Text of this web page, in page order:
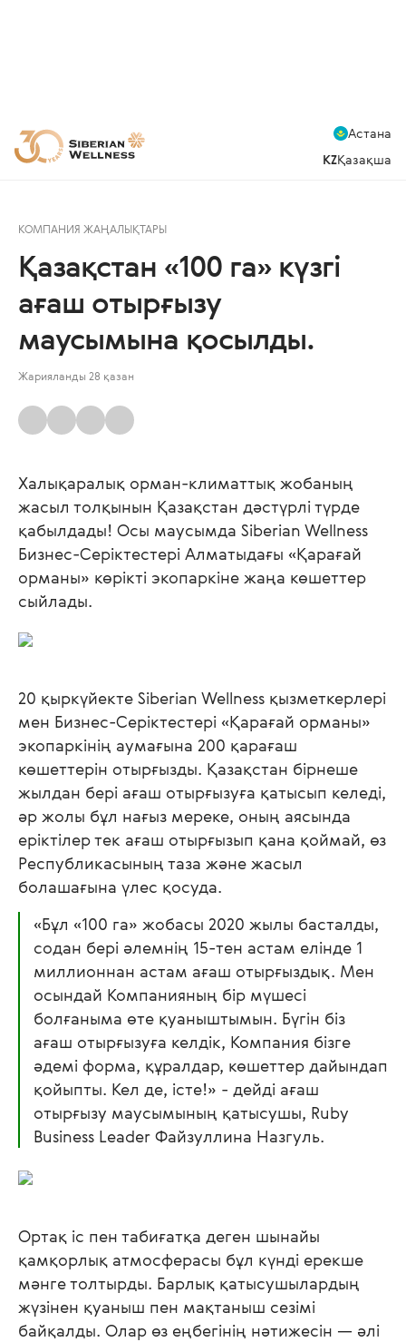
Астана
KZҚазақша
КОМПАНИЯ ЖАҢАЛЫҚТАРЫ
Қазақстан «100 га» күзгі
ағаш отырғызу
маусымына қосылды.
Жарияланды 28 қазан
Халықаралық орман-климаттық жобаның
жасыл толқынын Қазақстан дәстүрлі түрде
қабылдады! Осы маусымда Siberian Wellness
Бизнес-Серіктестері Алматыдағы «Қарағай
орманы» көрікті экопаркіне жаңа көшеттер
сыйлады.
20 қыркүйекте Siberian Wellness қызметкерлері
мен Бизнес-Серіктестері «Қарағай орманы»
экопаркінің аумағына 200 қарағаш
көшеттерін отырғызды. Қазақстан бірнеше
жылдан бері ағаш отырғызуға қатысып келеді,
әр жолы бұл нағыз мереке, оның аясында
еріктілер тек ағаш отырғызып қана қоймай, өз
Республикасының таза және жасыл
болашағына үлес қосуда.
«Бұл «100 га» жобасы 2020 жылы басталды,
содан бері әлемнің 15-тен астам елінде 1
миллионнан астам ағаш отырғыздық. Мен
осындай Компанияның бір мүшесі
болғаныма өте қуаныштымын. Бүгін біз
ағаш отырғызуға келдік, Компания бізге
әдемі форма, құралдар, көшеттер дайындап
қойыпты. Кел де, істе!» - дейді ағаш
отырғызу маусымының қатысушы, Ruby
Business Leader Файзуллина Назгуль.
Ортақ іс пен табиғатқа деген шынайы
қамқорлық атмосферасы бұл күнді ерекше
мәнге толтырды. Барлық қатысушылардың
жүзінен қуаныш пен мақтаныш сезімі
байқалды. Олар өз еңбегінің нәтижесін — әлі